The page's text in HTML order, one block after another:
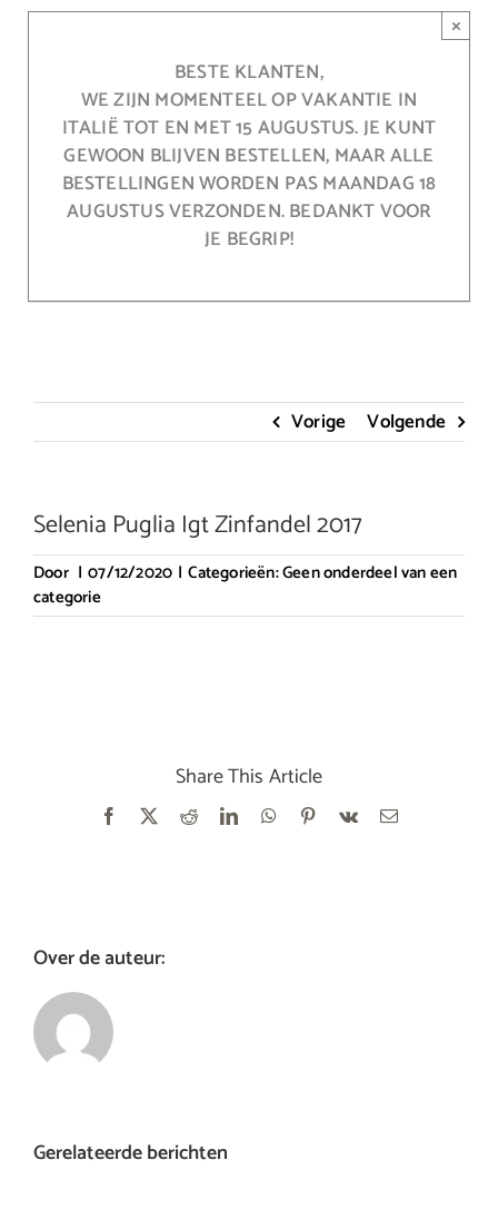
BESTE KLANTEN,
WE ZIJN MOMENTEEL OP VAKANTIE IN
ITALIË TOT EN MET 15 AUGUSTUS. JE KUNT
GEWOON BLIJVEN BESTELLEN, MAAR ALLE
BESTELLINGEN WORDEN PAS MAANDAG 18
AUGUSTUS VERZONDEN. BEDANKT VOOR
JE BEGRIP!
×
Vorige Volgende
Selenia Puglia Igt Zinfandel 2017
Door | 07/12/2020 | Categorieën:Geen onderdeel van een
categorie
Share This Article
Facebook RedditLinkedInWhatsApp
Pinterest
Vk
E-
Over de auteur:
Gerelateerde berichten